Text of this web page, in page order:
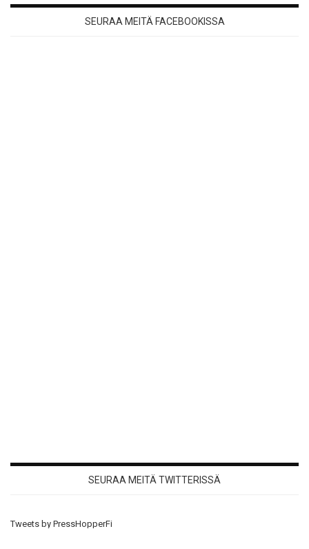
SEURAA MEITÄ FACEBOOKISSA
SEURAA MEITÄ TWITTERISSÄ
Tweets by PressHopperFi